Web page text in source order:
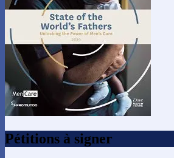
Pétitions à signer